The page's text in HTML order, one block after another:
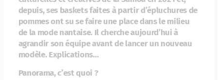
depuis, ses baskets faites à partir d’épluchures de
pommes ont su se faire une place dans le milieu
de la mode nantaise. Il cherche aujourd’hui à
agrandir son équipe avant de lancer un nouveau
modèle. Explications…
Panorama, c’est quoi ?